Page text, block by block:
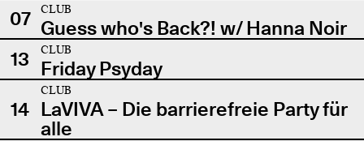
07
CLUB
Guess who's Back?! w/ Hanna Noir
13
CLUB
Friday Psyday
14
CLUB
LaVIVA – Die barrierefreie Party für
alle